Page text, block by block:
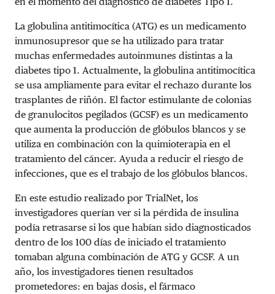
La globulina antitimocítica (ATG) es un medicamento
inmunosupresor que se ha utilizado para tratar
muchas enfermedades autoinmunes distintas a la
diabetes tipo 1. Actualmente, la globulina antitimocítica
se usa ampliamente para evitar el rechazo durante los
trasplantes de riñón. El factor estimulante de colonias
de granulocitos pegilados (GCSF) es un medicamento
que aumenta la producción de glóbulos blancos y se
utiliza en combinación con la quimioterapia en el
tratamiento del cáncer. Ayuda a reducir el riesgo de
infecciones, que es el trabajo de los glóbulos blancos.
En este estudio realizado por TrialNet, los
investigadores querían ver si la pérdida de insulina
podía retrasarse si los que habían sido diagnosticados
dentro de los 100 días de iniciado el tratamiento
tomaban alguna combinación de ATG y GCSF. A un
año, los investigadores tienen resultados
prometedores: en bajas dosis, el fármaco